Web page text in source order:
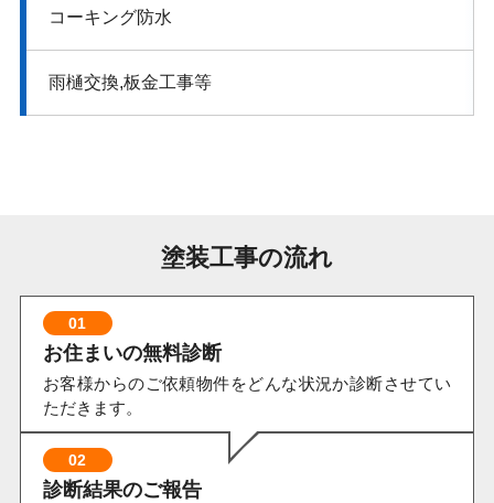
コーキング​防水
雨樋交換,板金工事等
塗装工事の流れ
01
お住まいの無料診断
お客様からのご依頼物件をどんな状況か診断させてい
ただきます。
02
診断結果のご報告